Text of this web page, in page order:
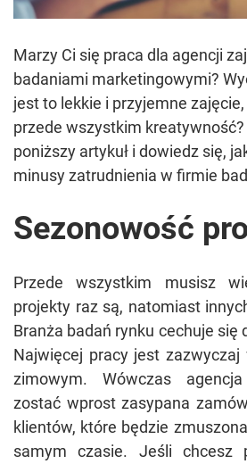
Marzy Ci się praca dla agencji
badaniami marketingowymi?
jest to lekkie i przyjemne
przede wszystkim
poniższy artykuł i dowiedz się,
minusy zatrudnienia w firmie
Sezonowość
Przede wszystkim musisz
projekty raz są, natomiast
Branża badań rynku cechuje się
Najwięcej pracy jest zazwyczaj
zimowym. Wówczas
zostać wprost zasypana
klientów, które będzie
samym czasie. Jeśli chcesz